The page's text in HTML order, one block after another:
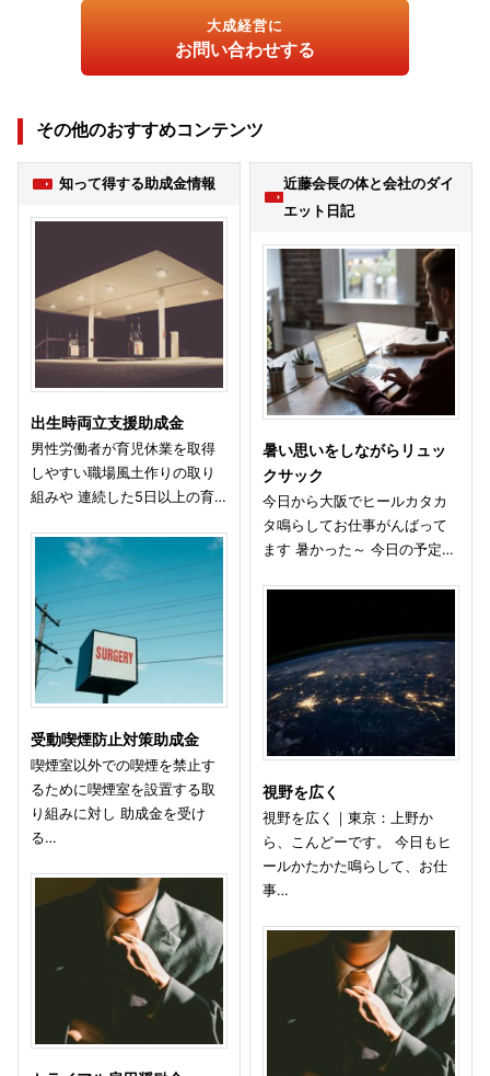
大成経営に
お問い合わせする
その他のおすすめコンテンツ
知って得する助成金情報
出生時両立支援助成金
男性労働者が育児休業を取得
しやすい職場風土作りの取り
組みや 連続した5日以上の育…
受動喫煙防止対策助成金
喫煙室以外での喫煙を禁止す
るために喫煙室を設置する取
り組みに対し 助成金を受け
る…
近藤会長の体と会社のダイ
エット日記
暑い思いをしながらリュッ
クサック
今日から大阪でヒールカタカ
タ鳴らしてお仕事がんばって
ます 暑かった～ 今日の予定…
視野を広く
視野を広く｜東京：上野か
ら、こんどーです。 今日もヒ
ールかたかた鳴らして、お仕
事…